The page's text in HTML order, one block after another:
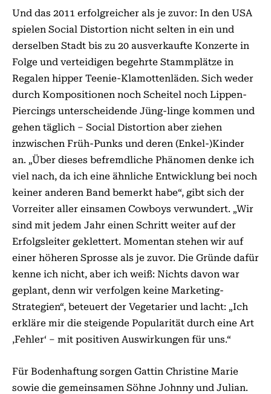
Und das 2011 erfolgreicher als je zuvor: In den USA
spielen Social Distortion nicht selten in ein und
derselben Stadt bis zu 20 ausverkaufte Konzerte in
Folge und verteidigen begehrte Stammplätze in
Regalen hipper Teenie-Klamottenläden. Sich weder
durch Kompositionen noch Scheitel noch Lippen-
Piercings unterscheidende Jüng-linge kommen und
gehen täglich – Social Distortion aber ziehen
inzwischen Früh-Punks und deren (Enkel-)Kinder
an. „Über dieses befremdliche Phänomen denke ich
viel nach, da ich eine ähnliche Entwicklung bei noch
keiner anderen Band bemerkt habe“, gibt sich der
Vorreiter aller einsamen Cowboys verwundert. „Wir
sind mit jedem Jahr einen Schritt weiter auf der
Erfolgsleiter geklettert. Momentan stehen wir auf
einer höheren Sprosse als je zuvor. Die Gründe dafür
kenne ich nicht, aber ich weiß: Nichts davon war
geplant, denn wir verfolgen keine Marketing-
Strategien“, beteuert der Vegetarier und lacht: „Ich
erkläre mir die steigende Popularität durch eine Art
,Fehler‘ – mit positiven Auswirkungen für uns.“
Für Bodenhaftung sorgen Gattin Christine Marie
sowie die gemeinsamen Söhne Johnny und Julian.